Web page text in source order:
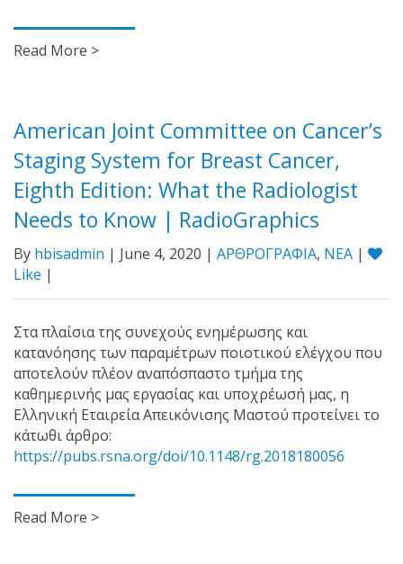
Read More >
American Joint Committee on Cancer’s
Staging System for Breast Cancer,
Eighth Edition: What the Radiologist
Needs to Know | RadioGraphics
By hbisadmin | June 4, 2020 | ΑΡΘΡΟΓΡΑΦΙΑ, ΝΕΑ |
Like |
Στα πλαίσια της συνεχούς ενημέρωσης και
κατανόησης των παραμέτρων ποιοτικού ελέγχου που
αποτελούν πλέον αναπόσπαστο τμήμα της
καθημερινής μας εργασίας και υποχρέωσή μας, η
Ελληνική Εταιρεία Απεικόνισης Μαστού προτείνει το
κάτωθι άρθρο:
https://pubs.rsna.org/doi/10.1148/rg.2018180056
Read More >